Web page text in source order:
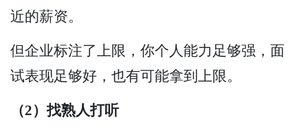
近的薪资。
但企业标注了上限，你个人能力足够强，面
试表现足够好，也有可能拿到上限。
（2）找熟人打听